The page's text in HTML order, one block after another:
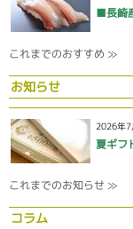
■長
これまでのおすすめ ≫
お知らせ
2026年7
夏ギフ
これまでのお知らせ ≫
コラム